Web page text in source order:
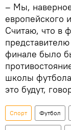
– Мы,
европейского
Считаю, что в
финале было
школы
это будут,
Спорт Футбол